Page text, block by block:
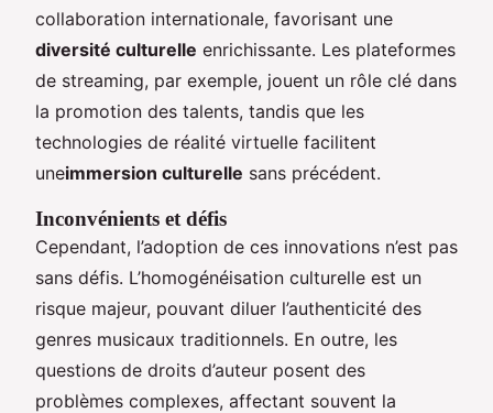
collaboration internationale, favorisant une
diversité culturelle enrichissante. Les plateformes
de streaming, par exemple, jouent un rôle clé dans
la promotion des talents, tandis que les
technologies de réalité virtuelle facilitent
uneimmersion culturelle sans précédent.
Inconvénients et défis
Cependant, l’adoption de ces innovations n’est pas
sans défis. L’homogénéisation culturelle est un
risque majeur, pouvant diluer l’authenticité des
genres musicaux traditionnels. En outre, les
questions de droits d’auteur posent des
problèmes complexes, affectant souvent la